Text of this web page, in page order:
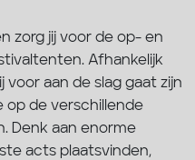
zorg jij voor de op- en
Afhankelijk
aan de slag gaat zijn
op de verschillende
Denk aan enorme
acts plaatsvinden,